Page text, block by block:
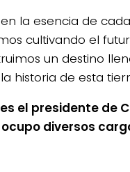
la esencia de
cultivando el
un destino
historia de esta
el presidente de
diversos